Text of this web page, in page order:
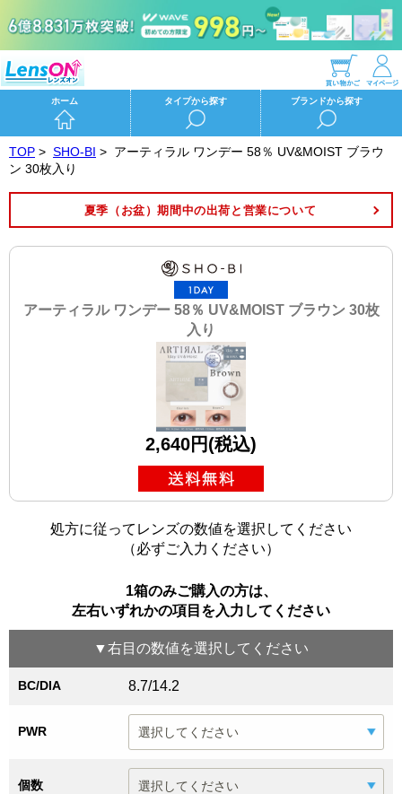
ホーム タイプから探す ブランドから探す
TOP > SHO-BI > アーティラル ワンデー 58％ UV&MOIST ブラウ
ン 30枚入り
夏季（お盆）期間中の出荷と営業について
アーティラル ワンデー 58％ UV&MOIST ブラウン 30枚
入り
2,640円(税込)
処方に従ってレンズの数値を選択してください
（必ずご入力ください）
1箱のみご購入の方は、
左右いずれかの項目を入力してください
▼右目 の数値を選択してください
BC/DIA 8.7/14.2
PWR
個数